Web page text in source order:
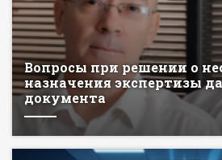
Вопросы при решении о
назначения экспертизы
документа